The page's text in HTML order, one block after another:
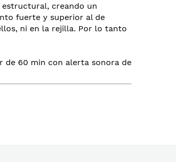
creando un
fuerte y superior al de
ni en la rejilla. Por lo tanto
de 60 min con alerta sonora de